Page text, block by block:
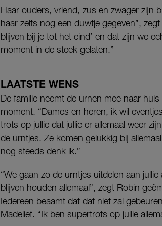
Haar ouders, vriend, zus en zwager zijn
haar zelfs nog een duwtje gegeven”,
blijven bij je tot het eind’ en dat zijn we
moment in de steek gelaten.”
LAATSTE WENS
De familie neemt de urnen mee naar
moment. “Dames en heren, ik wil
trots op jullie dat jullie er allemaal weer
de urntjes. Ze komen gelukkig bij
nog steeds denk ik.”
“We gaan zo de urntjes uitdelen aan
blijven houden allemaal”, zegt Robin
Iedereen beaamt dat dat niet zal
Madelief. “Ik ben supertrots op jullie